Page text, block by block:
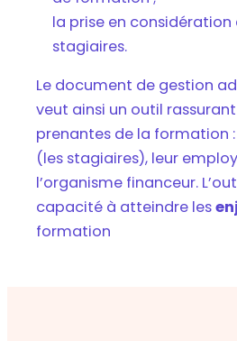
la prise en considération
stagiaires.
Le document de gestion
veut ainsi un outil
prenantes de la formation
(les stagiaires), leur
l’organisme financeur.
capacité à atteindre les
formation